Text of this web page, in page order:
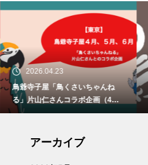
2026.04.23
鳥爺寺子屋「鳥くさいちゃんね
る」片山仁さんコラボ企画（4月2
9日、5月30日、6月21日）開催
アーカイブ